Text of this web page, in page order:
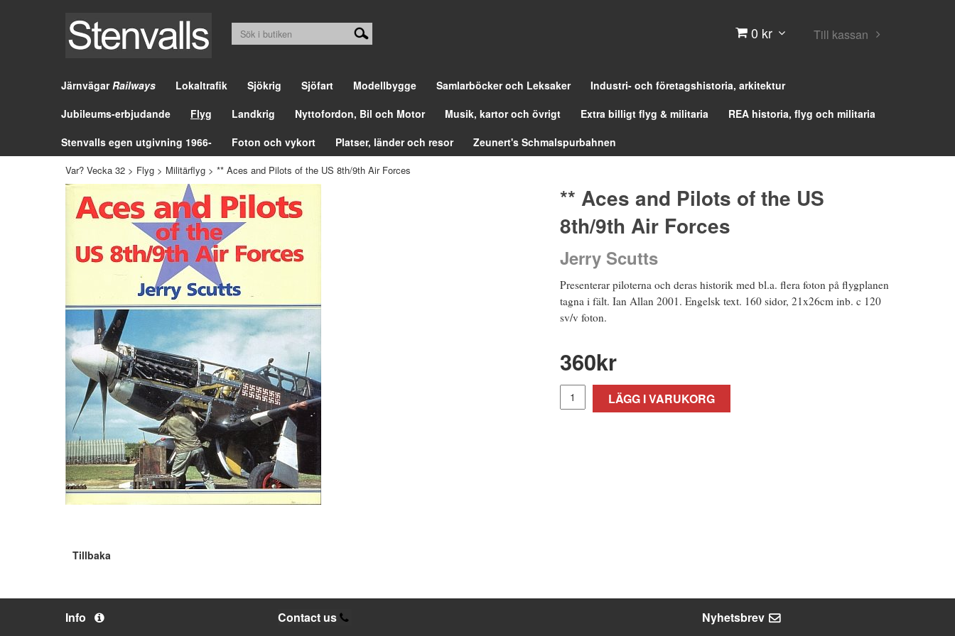
0 kr Till kassan
JärnvägarRailways Lokaltrafik Sjökrig Sjöfart Modellbygge Samlarböcker och Leksaker
Industri- och företagshistoria, arkitektur
Jubileums-erbjudande
Flyg Landkrig Nyttofordon, Bil och Motor Musik, kartor och övrigt Extra billigt flyg & militaria
REA historia, flyg och militaria
Stenvalls egen utgivning 1966-
Foton och vykort Platser, länder och resor Zeunert's Schmalspurbahnen
Var? Vecka 32 > Flyg > Militärflyg > ** Aces and Pilots of the US 8th/9th Air Forces
** Aces and Pilots of the US
8th/9th Air Forces
Jerry Scutts
Presenterar piloterna och deras historik med bl.a. flera foton på flygplanen
tagna i fält. Ian Allan 2001. Engelsk text. 160 sidor, 21x26cm inb. c 120
sv/v foton.
360kr
LÄGG I VARUKORG
Tillbaka
Info Contact us Nyhetsbrev